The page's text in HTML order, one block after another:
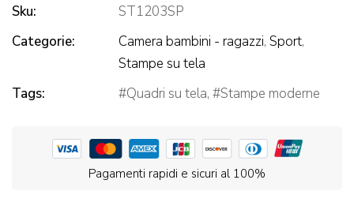
Sku:
ST1203SP
Categorie:
Camera bambini - ragazzi, Sport,
Stampe su tela
Tags:
Quadri su tela, Stampe moderne
Pagamenti rapidi e sicuri al 100%